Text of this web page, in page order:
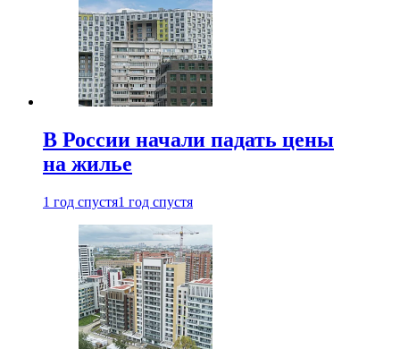
В России начали падать цены
на жилье
1 год спустя1 год спустя